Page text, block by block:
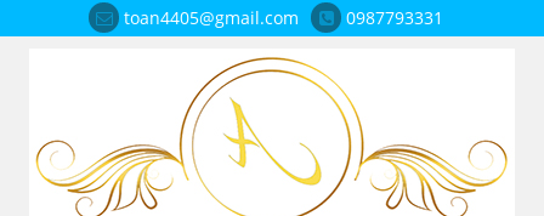
toan4405@gmail.com 0987793331